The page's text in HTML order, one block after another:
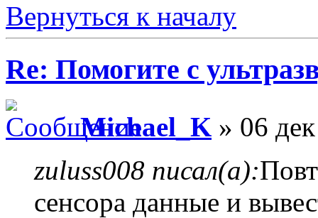
Вернуться к началу
Re: Помогите с
Michael_K » 06
zuluss008 писал(а):
сенсора данные и